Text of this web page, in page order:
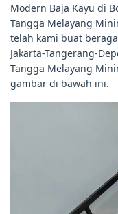
Modern Baja Kayu di
Tangga Melayang
telah kami buat
Jakarta-Tangerang-
Tangga Melayang
gambar di bawah ini.